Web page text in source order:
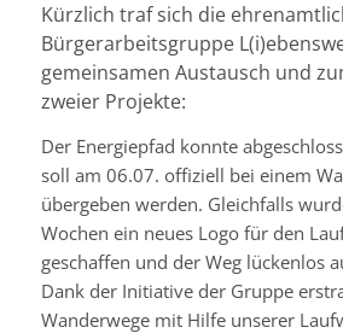
Kürzlich traf sich die
Bürgerarbeitsgruppe
gemeinsamen Austausch und
zweier Projekte:
Der Energiepfad konnte
soll am 06.07. offiziell bei einem
übergeben werden. Gleichfalls
Wochen ein neues Logo für den
geschaffen und der Weg lückenlos
Dank der Initiative der Gruppe
Wanderwege mit Hilfe unserer